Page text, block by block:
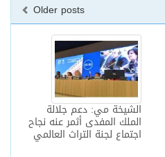
Older posts
الشيخة مي: دعم جلالة
الملك المفدى أثمر عنه نجاح
اجتماع لجنة التراث العالمي